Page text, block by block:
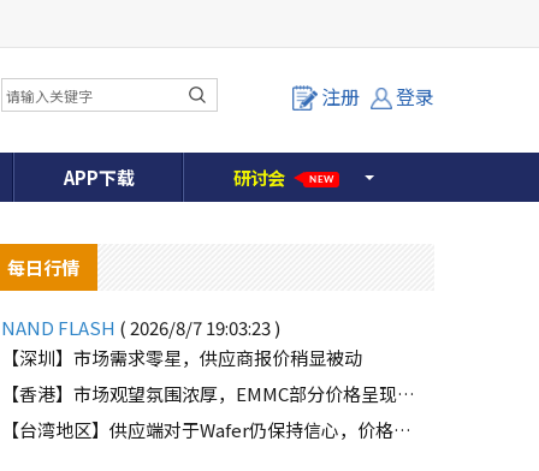
注册 登录
APP下载 研讨会 NEW
每日行情
NAND FLASH ( 2026/8/7 19:03:23 )
【深圳】市场需求零星，供应商报价稍显被动
【香港】市场观望氛围浓厚，EMMC部分价格呈现下滑趋势
【台湾地区】供应端对于Wafer仍保持信心，价格微幅上扬且惜售态度不变